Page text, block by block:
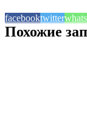
facebooktwitter
Похожие